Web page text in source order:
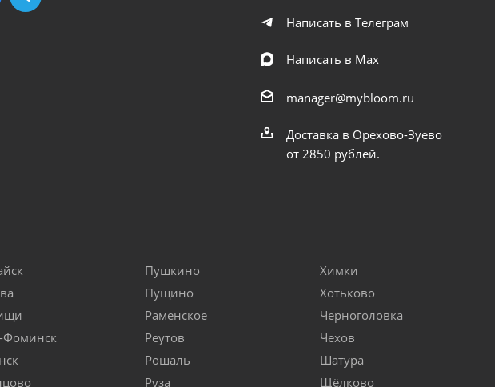
Написать в Телеграм
Написать в Мах
manager@mybloom.ru
Доставка в Орехово-Зуево
от 2850 рублей.
Фоминск
Пушкино
Пущино
Раменское
Реутов
Рошаль
Руза
Химки
Хотьково
Черноголовка
Чехов
Шатура
Щёлково